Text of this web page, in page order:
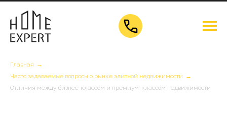
Главная →
Часто задаваемые вопросы о рынке элитной недвижимости →
Отличия между бизнес-классом и премиум-классом недвижимости